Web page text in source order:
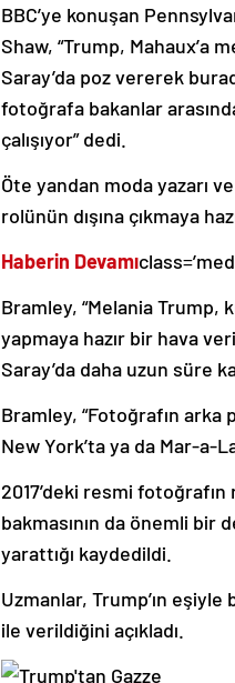
BBC’ye konuşan
Shaw, “Trump, Mahaux’a
Saray’da poz vererek
fotoğrafa bakanlar
çalışıyor” dedi.
Öte yandan moda yazarı
rolünün dışına çıkmaya
Haberin Devamı
Bramley, “Melania Trump,
yapmaya hazır bir hava
Saray’da daha uzun süre
Bramley, “Fotoğrafın arka
New York’ta ya da Mar-a-
2017’deki resmi
bakmasının da önemli bir
yarattığı kaydedildi.
Uzmanlar, Trump’ın
ile verildiğini açıkladı.